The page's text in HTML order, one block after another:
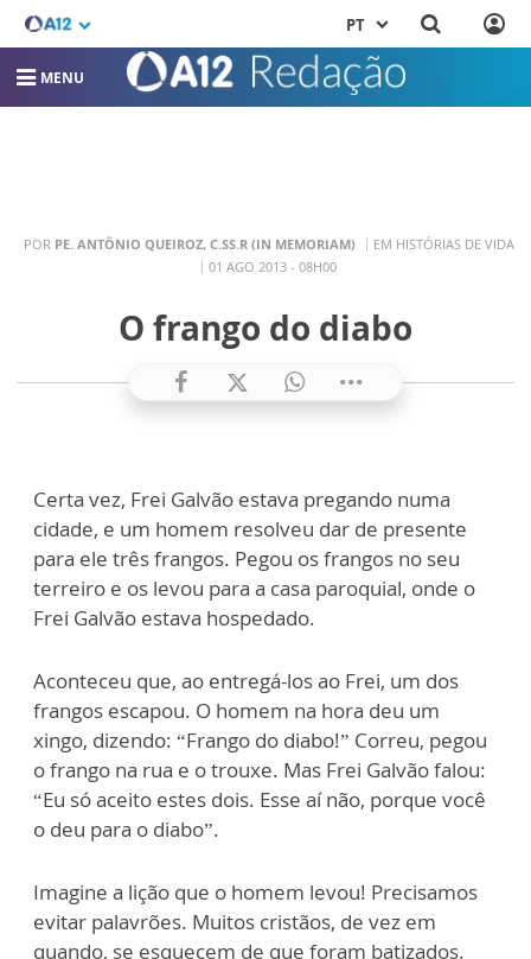
PT
MENU
POR PE. ANTÔNIO QUEIROZ, C.SS.R (IN MEMORIAM)
EM HISTÓRIAS DE VIDA
01 AGO 2013 - 08H00
O frango do diabo
Certa vez, Frei Galvão estava pregando numa
cidade, e um homem resolveu dar de presente
para ele três frangos. Pegou os frangos no seu
terreiro e os levou para a casa paroquial, onde o
Frei Galvão estava hospedado.
Aconteceu que, ao entregá-los ao Frei, um dos
frangos escapou. O homem na hora deu um
xingo, dizendo: “Frango do diabo!” Correu, pegou
o frango na rua e o trouxe. Mas Frei Galvão falou:
“Eu só aceito estes dois. Esse aí não, porque você
o deu para o diabo”.
Imagine a lição que o homem levou! Precisamos
evitar palavrões. Muitos cristãos, de vez em
quando, se esquecem de que foram batizados.